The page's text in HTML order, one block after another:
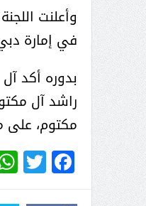
وأعلنت
في إمارة دبي
راشد آل
مكتوم، على